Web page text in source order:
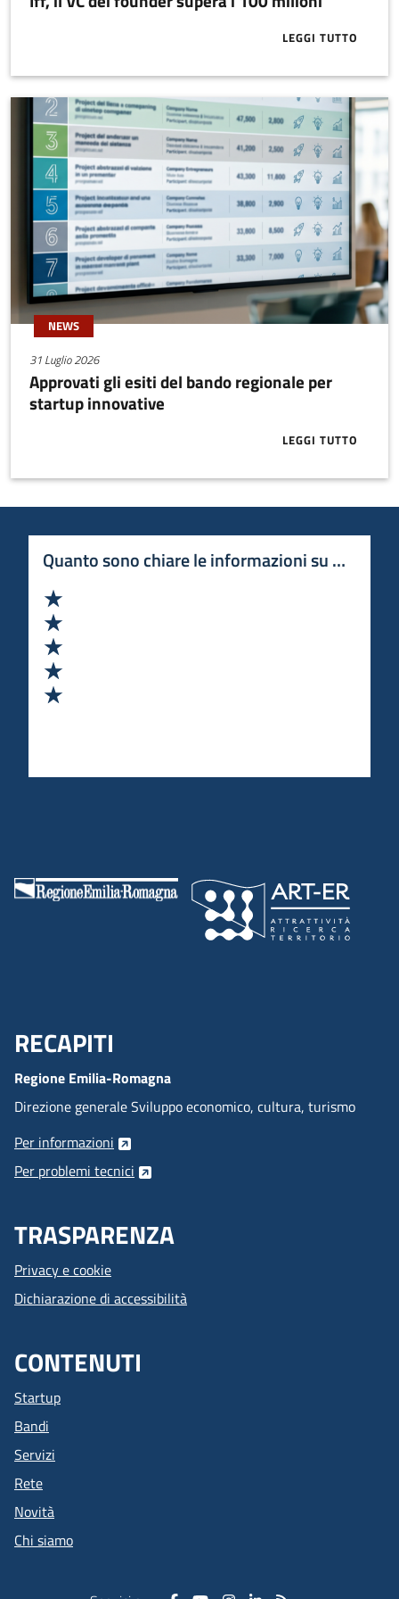
LEGGI TUTTO
ABOUT IFF,
NEWS
31 Luglio 2026
Approvati gli esiti del bando regionale per
startup innovative
LEGGI TUTTO
ABOUT
Quanto sono chiare le informazioni su questa
Menu Footer
RECAPITI
Regione Emilia-Romagna
Direzione generale Sviluppo economico, cultura, turismo
Per informazioni
Per problemi tecnici
TRASPARENZA
Privacy e cookie
Dichiarazione di accessibilità
CONTENUTI
Startup
Bandi
Servizi
Rete
Novità
Chi siamo